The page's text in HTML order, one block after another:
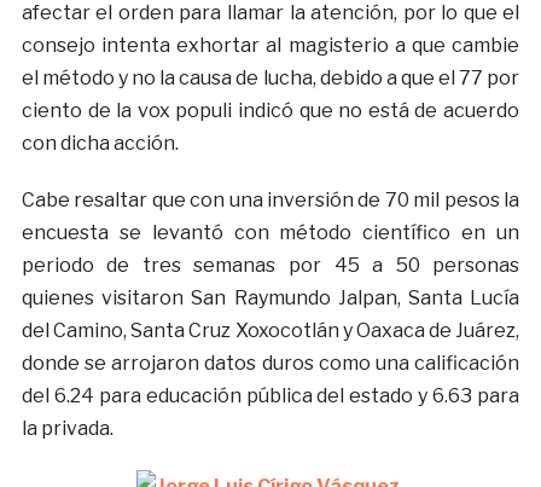
afectar el orden para llamar la atención, por lo que el
consejo intenta exhortar al magisterio a que cambie
el método y no la causa de lucha, debido a que el 77 por
ciento de la vox populi indicó que no está de acuerdo
con dicha acción.
Cabe resaltar que con una inversión de 70 mil pesos la
encuesta se levantó con método científico en un
periodo de tres semanas por 45 a 50 personas
quienes visitaron San Raymundo Jalpan, Santa Lucía
del Camino, Santa Cruz Xoxocotlán y Oaxaca de Juárez,
donde se arrojaron datos duros como una calificación
del 6.24 para educación pública del estado y 6.63 para
la privada.